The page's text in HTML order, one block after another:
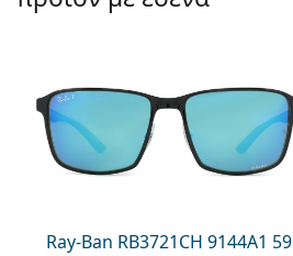
Persol
Όλες οι μάρκες
Ray-Ban RB3721CH 9144A1 59